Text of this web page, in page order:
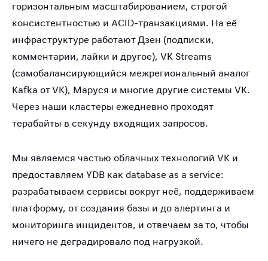
горизонтальным масштабированием, строгой
консистентностью и ACID-транзакциями. На её
инфраструктуре работают Дзен (подписки,
комментарии, лайки и другое), VK Streams
(самобалансирующийся межрегиональный аналог
Kafka от VK), Маруся и многие другие системы VK.
Через наши кластеры ежедневно проходят
терабайты в секунду входящих запросов.
Мы являемся частью облачных технологий VK и
предоставляем YDB как database as a service:
разрабатываем сервисы вокруг неё, поддерживаем
платформу, от создания базы и до алертинга и
мониторинга инцидентов, и отвечаем за то, чтобы
ничего не деградировало под нагрузкой.